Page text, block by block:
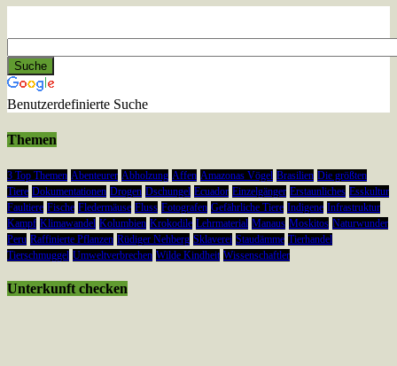
Benutzerdefinierte Suche
Themen
3 Top Themen Abenteurer Abholzung Affen Amazonas Vögel Brasilien Die größten
Tiere Dokumentationen Drogen Dschungel Ecuador Einzelgänger Erstaunliches Esskultur
Faultiere Fische Fledermäuse Fluss Fotografen Gefährliche Tiere Indigene Infrastruktur
Kampf Klimawandel Kolumbien Krokodile Lehrmaterial Manaus Moskitos Naturwunder
Peru Raffinierte Pflanzen Rüdiger Nehberg Sklaverei Staudämme Tierhandel
Tierschmuggel Umweltverbrechen Wilde Kindheit Wissenschaftler
Unterkunft checken